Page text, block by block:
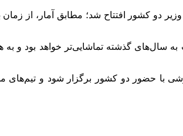
کشور افتتاح شد؛ مطابق آمار، از زمان
سال‌های گذشته تماشایی‌تر خواهد بود و
با حضور دو کشور برگزار شود و تیم‌های